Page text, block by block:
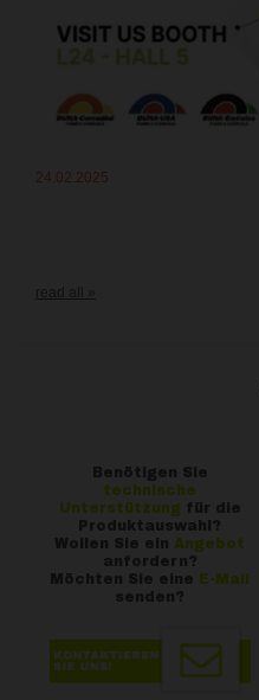
24.02.2025
read all »
Benötigen Sie
technische
Unterstützung für die
Produktauswahl?
Wollen Sie ein Angebot
anfordern?
Möchten Sie eine
E-Mail
senden?